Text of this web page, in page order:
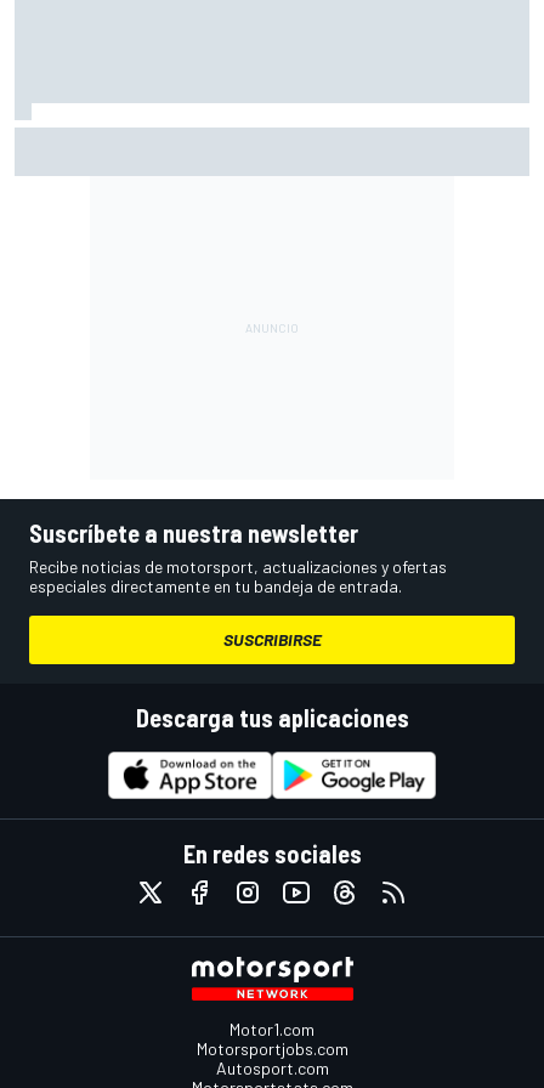
Suscríbete a nuestra newsletter
Recibe noticias de motorsport, actualizaciones y ofertas
especiales directamente en tu bandeja de entrada.
SUSCRIBIRSE
Descarga tus aplicaciones
En redes sociales
Motor1.com
Motorsportjobs.com
Autosport.com